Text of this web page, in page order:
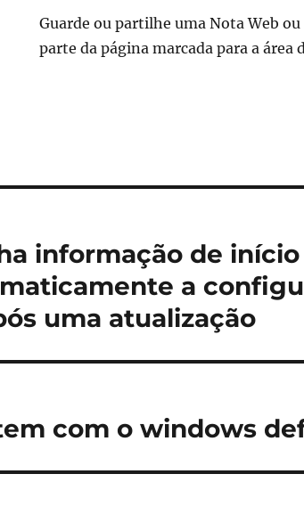
Guarde ou partilhe uma Nota Web
parte da página marcada para a área
informação de início
a
uma atualização
com o windows